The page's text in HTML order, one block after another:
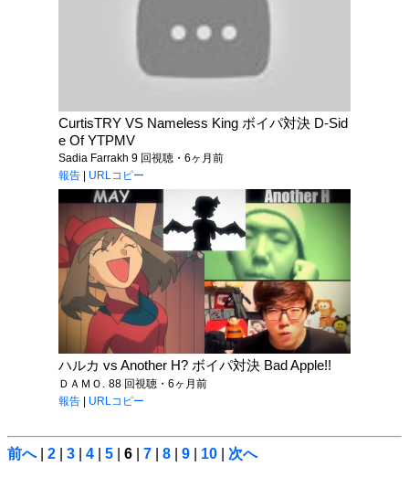
CurtisTRY VS Nameless King ボイパ対決 D-Sid
e Of YTPMV
Sadia Farrakh 9 回視聴・6ヶ月前
報告
URLコピー
ハルカ vs Another H? ボイパ対決 Bad Apple!!
ＤＡＭＯ. 88 回視聴・6ヶ月前
報告
URLコピー
前へ| 2 3 4 5 6 7 8 9 10 次へ